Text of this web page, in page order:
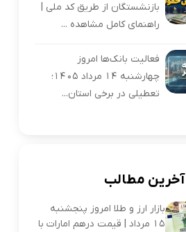
بازنشستگان از طریق کد ملی |
راهنمای کامل مشاهده ...
فعالیت بانک‌ها امروز
چهارشنبه ۱۴ مرداد ۱۴۰۵؛
تعطیلی در برخی استان...
آخرین مطالب
بازار ارز و طلا امروز پنجشنبه
۱۵ مرداد | قیمت درهم امارات با